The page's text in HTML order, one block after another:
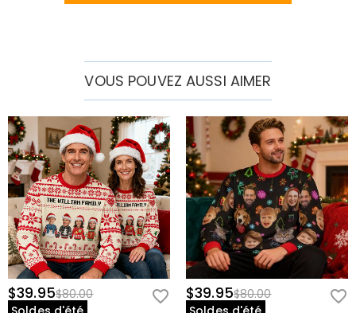
VOUS POUVEZ AUSSI AIMER
$39.95$80.00
$39.95$80.00